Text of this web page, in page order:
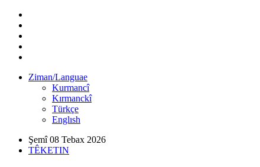
Ziman/Languae
Kurmancî
Kırmanckî
Türkçe
Englısh
Şemî 08 Tebax 2026
TÊKETIN